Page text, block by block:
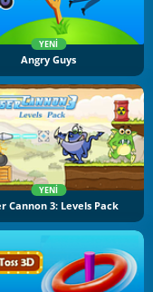
YENI
Angry Guys
YENI
Cannon 3: Levels Pack